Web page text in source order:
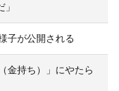
子が公開される
金持ち）」にやたら